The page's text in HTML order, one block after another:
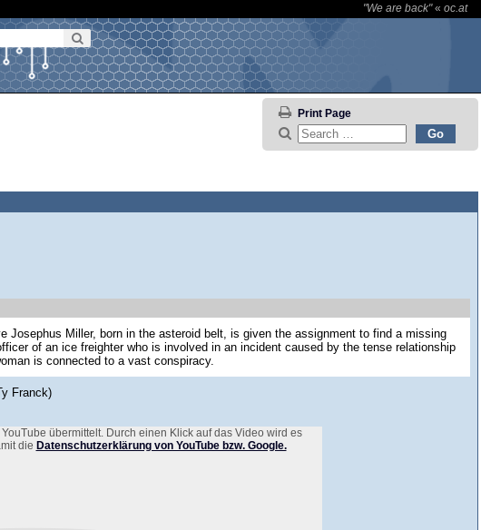
"We are back"« oc.at
Print Page
Miller, born in the asteroid belt, is given the assignment to find a missing
of an ice freighter who is involved in an incident caused by the tense relationship
is connected to a vast conspiracy.
Franck)
übermittelt. Durch einen Klick auf das Video wird es
die Datenschutzerklärung von YouTube bzw. Google.